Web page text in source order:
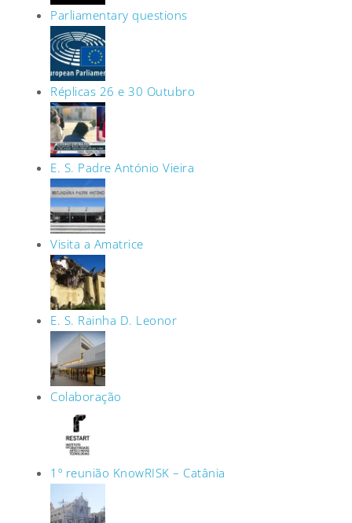
Parliamentary questions
Réplicas 26 e 30 Outubro
E. S. Padre António Vieira
Visita a Amatrice
E. S. Rainha D. Leonor
Colaboração
1º reunião KnowRISK – Catânia